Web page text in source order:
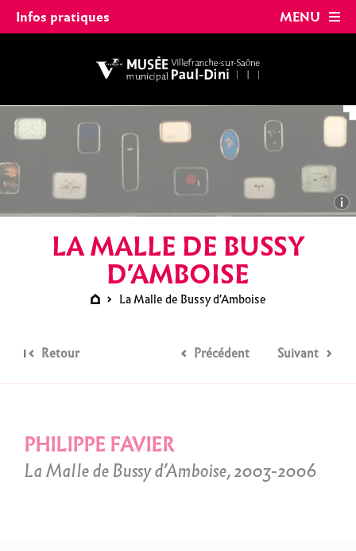
Panneau de gestion des cookies
int(635) bool(false)
Infos pratiques MENU
LA MALLE DE BUSSY
D’AMBOISE
La Malle de Bussy d’Amboise
Suivant
Précédent
Retour
PHILIPPE FAVIER
La Malle de Bussy d’Amboise, 2003-2006